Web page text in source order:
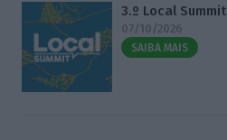
3.º Local Summit
07/10/2026
SAIBA MAIS